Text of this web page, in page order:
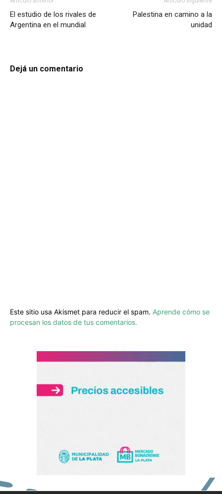
El estudio de los rivales de
Argentina en el mundial
Palestina en camino a la
unidad
Dejá un comentario
Este sitio usa Akismet para reducir el spam. Aprende cómo se
procesan los datos de tus comentarios.